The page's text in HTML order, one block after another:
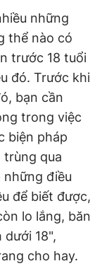
những
thể nào có
trước 18 tuổi
đó. Trước khi
bạn cần
trong việc
biện pháp
trùng qua
điều
để biết được,
lo lắng, băn
18",
cho hay.